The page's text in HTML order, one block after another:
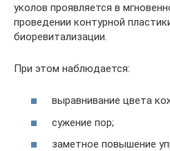
уколов проявляется в
проведении контурной
биоревитализации.
При этом наблюдается:
выравнивание цвета
сужение пор;
заметное повышение